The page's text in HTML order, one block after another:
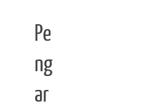
Pe
ng
ar